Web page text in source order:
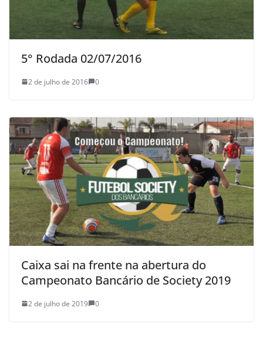
5° Rodada 02/07/2016
2 de julho de 2016 0
Caixa sai na frente na abertura do
Campeonato Bancário de Society 2019
2 de julho de 2019 0